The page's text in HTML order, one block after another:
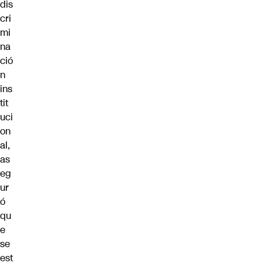
dis
cri
mi
na
ció
n
ins
tit
uci
on
al,
as
eg
ur
ó
qu
e
se
est